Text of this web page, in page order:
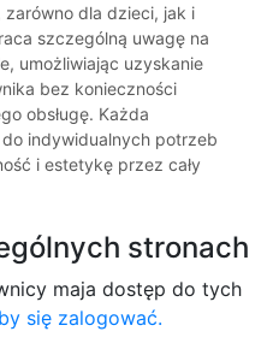
dla dzieci, jak i
szczególną uwagę na
umożliwiając uzyskanie
bez konieczności
obsługę. Każda
indywidualnych potrzeb
i estetykę przez cały
stronach
maja dostęp do tych
się zalogować.